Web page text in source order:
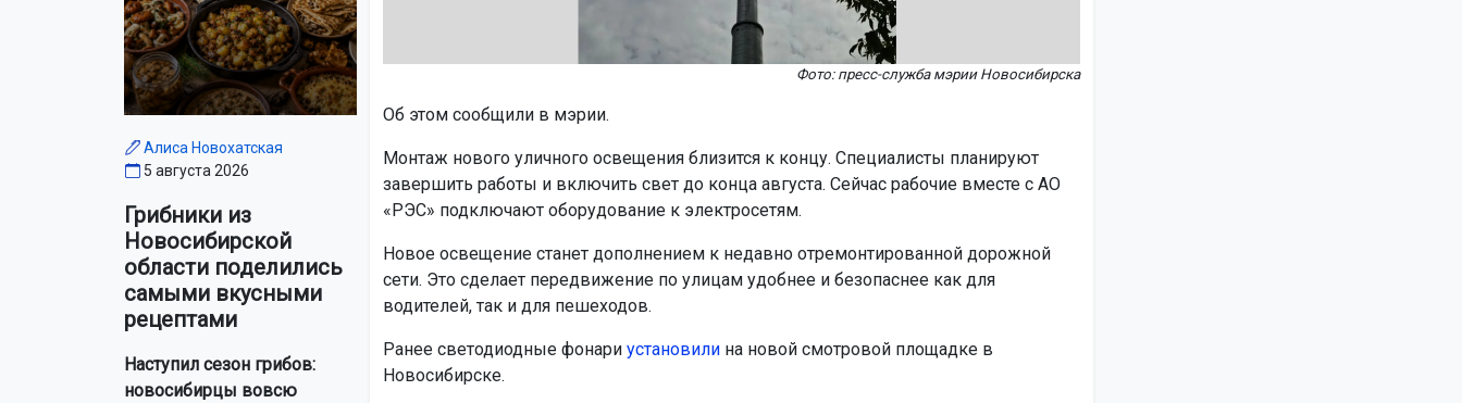
Алиса Новохатская
5 августа 2026
Грибники из
Новосибирской
области поделились
самыми вкусными
рецептами
Наступил сезон грибов:
новосибирцы вовсю
Фото: пресс-служба мэрии Новосибирска
Об этом сообщили в мэрии.
Монтаж нового уличного освещения близится к концу. Специалисты планируют
завершить работы и включить свет до конца августа. Сейчас рабочие вместе с АО
«РЭС» подключают оборудование к электросетям.
Новое освещение станет дополнением к недавно отремонтированной дорожной
сети. Это сделает передвижение по улицам удобнее и безопаснее как для
водителей, так и для пешеходов.
Ранее светодиодные фонари установилина новой смотровой площадке в
Новосибирске.